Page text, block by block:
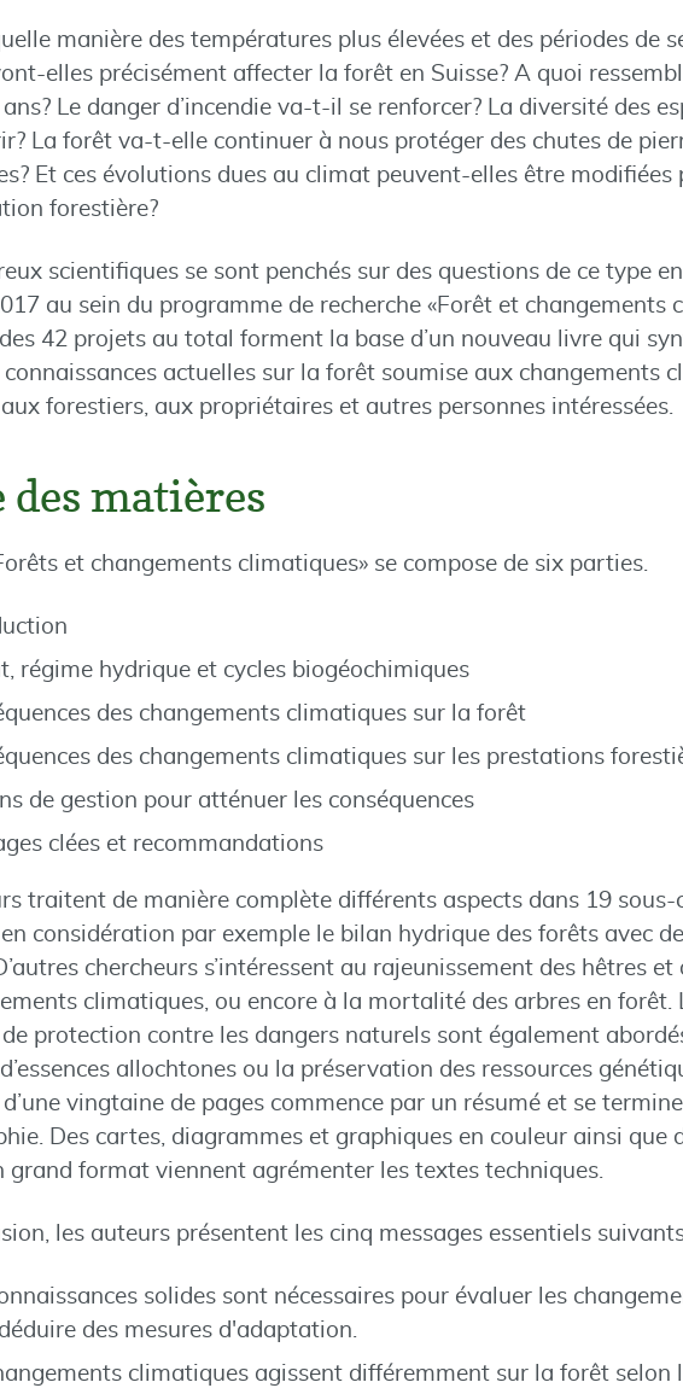
manière des températures plus élevées et des périodes de
elles précisément affecter la forêt en Suisse? A quoi
Le danger d’incendie va-t-il se renforcer? La diversité des
La forêt va-t-elle continuer à nous protéger des chutes de
Et ces évolutions dues au climat peuvent-elles être modifiées
forestière?
scientifiques se sont penchés sur des questions de ce type
au sein du programme de recherche «Forêt et changements
42 projets au total forment la base d’un nouveau livre qui
connaissances actuelles sur la forêt soumise aux changements
aux forestiers, aux propriétaires et autres personnes intéressées.
des matières
et changements climatiques» se compose de six parties.
régime hydrique et cycles biogéochimiques
des changements climatiques sur la forêt
des changements climatiques sur les prestations
de gestion pour atténuer les conséquences
clées et recommandations
traitent de manière complète différents aspects dans 19 sous-
considération par exemple le bilan hydrique des forêts avec
chercheurs s’intéressent au rajeunissement des hêtres et
climatiques, ou encore à la mortalité des arbres en forêt.
de protection contre les dangers naturels sont également
allochtones ou la préservation des ressources
vingtaine de pages commence par un résumé et se
Des cartes, diagrammes et graphiques en couleur ainsi que
grand format viennent agrémenter les textes techniques.
les auteurs présentent les cinq messages essentiels
solides sont nécessaires pour évaluer les
des mesures d'adaptation.
climatiques agissent différemment sur la forêt selon